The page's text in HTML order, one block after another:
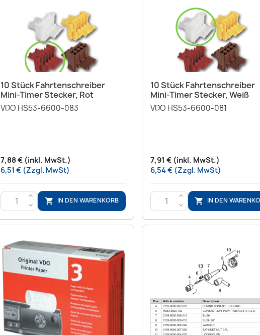
Vorschau
10 Stück Fahrtenschreiber
Mini-Timer Stecker, Rot
VDO HS53-6600-083
7,88 € (inkl. MwSt.)
6,51 € (Zzgl. MwSt)
>
<
 IN DEN WARENKORB
Vorschau
10 Stück Fahrtenschreiber
Mini-Timer Stecker, Weiß
VDO HS53-6600-081
7,91 € (inkl. MwSt.)
6,54 € (Zzgl. MwSt)
>
<
 IN DEN